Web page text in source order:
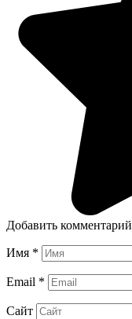
Добавить комментарий
Имя *
Email *
Сайт